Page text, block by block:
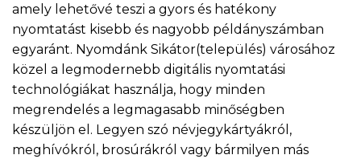
amely lehetővé teszi a gyors és hatékony
nyomtatást kisebb és nagyobb példányszámban
egyaránt. Nyomdánk Sikátor(település) városához
közel a legmodernebb digitális nyomtatási
technológiákat használja, hogy minden
megrendelés a legmagasabb minőségben
készüljön el. Legyen szó névjegykártyákról,
meghívókról, brosúrákról vagy bármilyen más